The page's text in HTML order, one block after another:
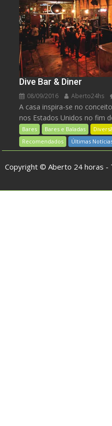
Dive Bar & Diner
08/09/2016 Aberto24hs
A casa inspira-se no
nos Estados Unidos no fim
Bares Bares e Baladas
Recomendados
Últimas
Copyright © Aberto 24 horas -